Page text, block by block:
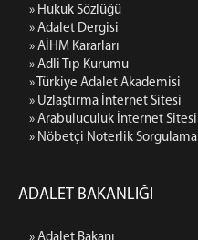
» Hukuk Sözlüğü
» Adalet Dergisi
» AİHM Kararları
» Adli Tıp Kurumu
» Türkiye Adalet Akademisi
» Uzlaştırma İnternet Sitesi
» Arabuluculuk İnternet Sitesi
» Nöbetçi Noterlik Sorgulama
ADALET BAKANLIĞI